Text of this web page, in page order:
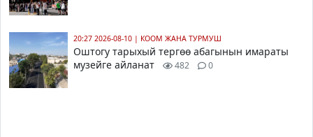
20:27 2026-08-10 | КООМ ЖАНА ТУРМУШ
Оштогу тарыхый тергөө абагынын имараты
музейге айланат
482 0